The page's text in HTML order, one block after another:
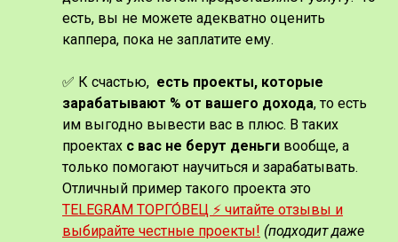
есть, вы не можете адекватно оценить
каппера, пока не заплатите ему.
✅ К счастью, есть проекты, которые
зарабатывают % от вашего дохода, то есть
им выгодно вывести вас в плюс. В таких
проектах с вас не берут деньги вообще, а
только помогают научиться и зарабатывать.
Отличный пример такого проекта это
TELEGRAM ТОРГО́ВЕЦ ⚡️ читайте отзывы и
выбирайте честные проекты! (подходит даже